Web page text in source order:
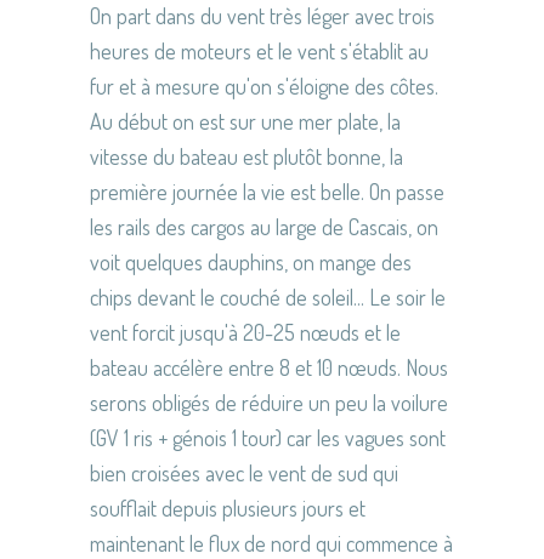
On part dans du vent très léger avec trois
heures de moteurs et le vent s'établit au
fur et à mesure qu'on s'éloigne des côtes.
Au début on est sur une mer plate, la
vitesse du bateau est plutôt bonne, la
première journée la vie est belle. On passe
les rails des cargos au large de Cascais, on
voit quelques dauphins, on mange des
chips devant le couché de soleil... Le soir le
vent forcit jusqu'à 20-25 nœuds et le
bateau accélère entre 8 et 10 nœuds. Nous
serons obligés de réduire un peu la voilure
(GV 1 ris + génois 1 tour) car les vagues sont
bien croisées avec le vent de sud qui
soufflait depuis plusieurs jours et
maintenant le flux de nord qui commence à